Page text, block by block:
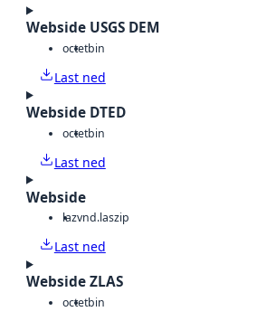
Webside USGS DEM
octetbin
Last ned
Webside DTED
octetbin
Last ned
Webside
lazvnd.laszip
Last ned
Webside ZLAS
octetbin